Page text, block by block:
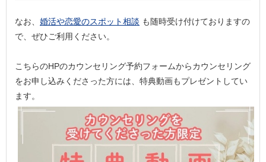
なお、婚活や恋愛のスポット相談 も随時受け付けておりますの
で、ぜひご利用ください。
こちらのHPのカウンセリング予約フォームからカウンセリング
をお申し込みくださった方には、特典動画もプレゼントしてい
ます。